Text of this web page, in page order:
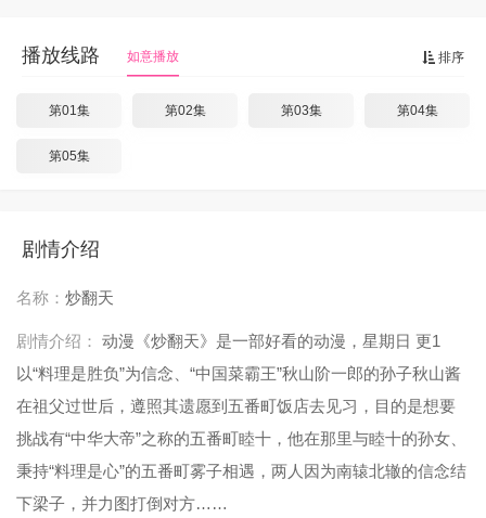
排序
播放线路 如意播放
第01集 第02集 第03集 第04集
第05集
剧情介绍
名称： 炒翻天
剧情介绍： 动漫《炒翻天》是一部好看的动漫，星期日 更1
以“料理是胜负”为信念、“中国菜霸王”秋山阶一郎的孙子秋山酱
在祖父过世后，遵照其遗愿到五番町饭店去见习，目的是想要
挑战有“中华大帝”之称的五番町睦十，他在那里与睦十的孙女、
秉持“料理是心”的五番町雾子相遇，两人因为南辕北辙的信念结
下梁子，并力图打倒对方……